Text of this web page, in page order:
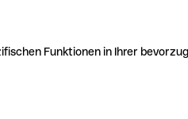
Funktionen in Ihrer